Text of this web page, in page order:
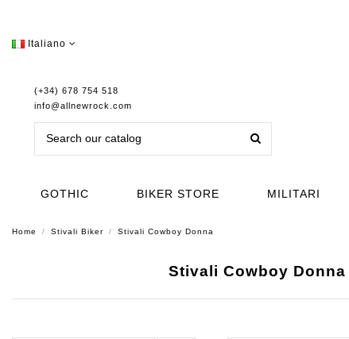
Italiano
(+34) 678 754 518
info@allnewrock.com
GOTHIC BIKER STORE MILITARI
Home Stivali Biker Stivali Cowboy Donna
Stivali Cowboy Donna